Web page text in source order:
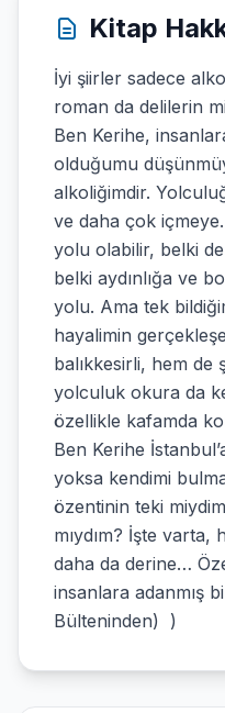
Kitap
İyi şiirler sadece
roman da delilerin
Ben Kerihe,
olduğumu
alkoliğimdir.
ve daha çok
yolu olabilir, belki
belki aydınlığa ve
yolu. Ama tek
hayalimin
balıkkesirli, hem de
yolculuk okura da
özellikle kafamda
Ben Kerihe
yoksa kendimi
özentinin teki
mıydım? İşte varta,
daha da derine…
insanlara adanmış
Bülteninden) )